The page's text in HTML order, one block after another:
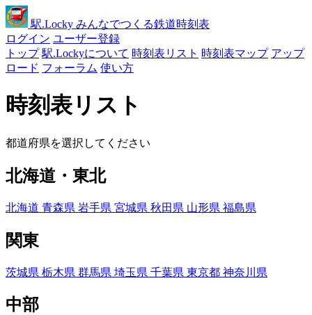
駅.Locky みんなでつくる鉄道時刻表
ログイン ユーザー登録
トップ 駅.Lockyについて 時刻表リスト 時刻表マップ アップ
ロード フォーラム 使い方
時刻表リスト
都道府県を選択してください
北海道・東北
北海道 青森県 岩手県 宮城県 秋田県 山形県 福島県
関東
茨城県 栃木県 群馬県 埼玉県 千葉県 東京都 神奈川県
中部